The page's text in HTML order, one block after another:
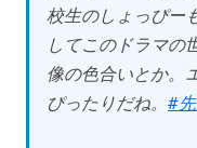
校生のしょっぴー
してこのドラマの
像の色合いとか。
ぴったりだね。 #